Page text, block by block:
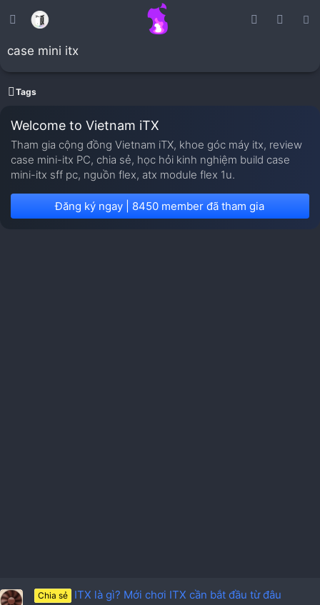
case mini itx
Tags
Welcome to Vietnam iTX
Tham gia cộng đồng Vietnam iTX, khoe góc máy itx, review
case mini-itx PC, chia sẻ, học hỏi kinh nghiệm build case
mini-itx sff pc, nguồn flex, atx module flex 1u.
Đăng ký ngay | 8450 member đã tham gia
Chia sẻ ITX là gì? Mới chơi ITX cần bắt đầu từ đâu